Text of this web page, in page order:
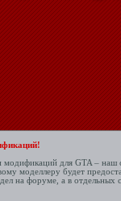
модификаций для GTA – наш
моделлеру будет
на форуме, а в отдельных